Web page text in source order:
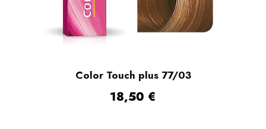
Color Touch plus 77/03
18,50 €